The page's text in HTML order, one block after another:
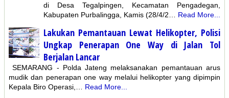
di Desa Tegalpingen, Kecamatan Pengadegan,
Kabupaten Purbalingga, Kamis (28/4/2…
Read More...
Lakukan Pemantauan Lewat Helikopter, Polisi
Ungkap Penerapan One Way di Jalan Tol
Berjalan Lancar
SEMARANG - Polda Jateng melaksanakan pemantauan arus
mudik dan penerapan one way melalui helikopter yang dipimpin
Kepala Biro Operasi,… Read More...